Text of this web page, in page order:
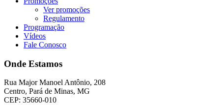
Ver promoções
Regulamento
Programação
Vídeos
Fale Conosco
Onde Estamos
Rua Major Manoel Antônio, 208
Centro, Pará de Minas, MG
CEP: 35660-010